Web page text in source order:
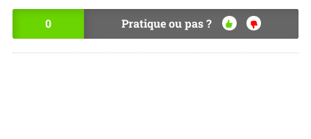
0 Pratique ou pas ?
OU
I
NO